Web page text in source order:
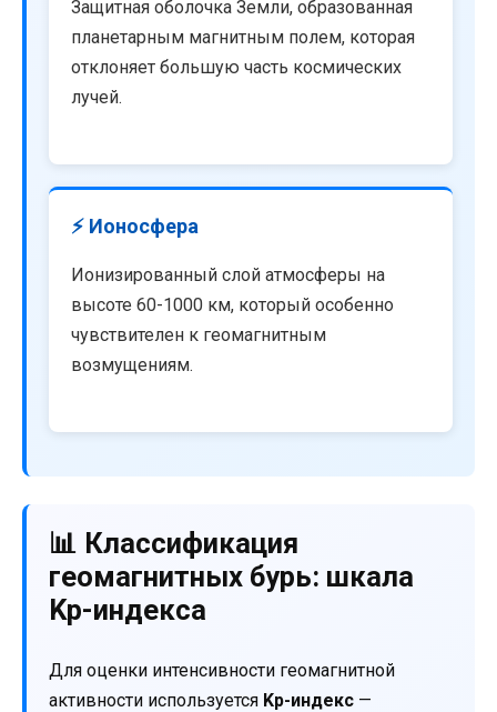
Защитная оболочка Земли, образованная
планетарным магнитным полем, которая
отклоняет большую часть космических
лучей.
⚡ Ионосфера
Ионизированный слой атмосферы на
высоте 60-1000 км, который особенно
чувствителен к геомагнитным
возмущениям.
📊 Классификация
геомагнитных бурь: шкала
Kp-индекса
Для оценки интенсивности геомагнитной
активности используется Kp-индекс —